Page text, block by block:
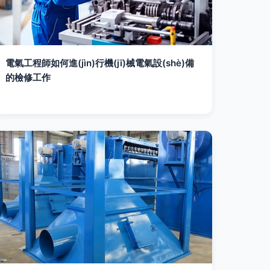
電氣工程師如何進(jìn)行機(jī)械電氣設(shè)備
的檢修工作